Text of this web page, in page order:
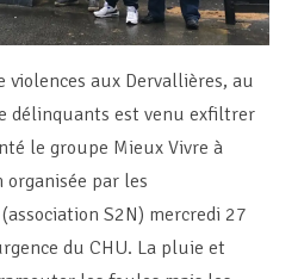
violences aux Dervallières, au
délinquants est venu exfiltrer
le groupe Mieux Vivre à
par les
S2N) mercredi 27
du CHU. La pluie et